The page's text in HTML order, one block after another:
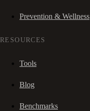
Prevention & Wellness
RESOURCES
Tools
Blog
Benchmarks